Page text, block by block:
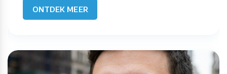
ONTDEK MEER